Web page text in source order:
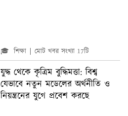
🎓 শিক্ষা মোট খবর সংখ্যা 17টি
যুদ্ধ থেকে কৃত্রিম বুদ্ধিমত্তা: বিশ্ব
যেভাবে নতুন মডেলের অর্থনীতি ও
নিয়ন্ত্রনের যুগে প্রবেশ করছে